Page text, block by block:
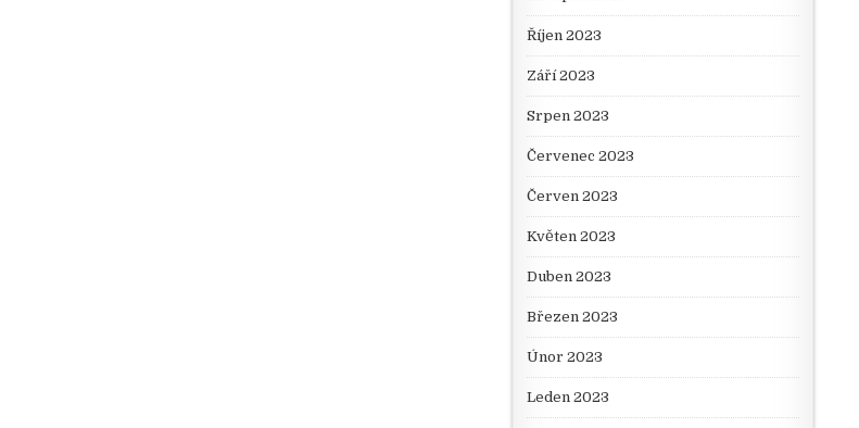
Říjen 2023
Září 2023
Srpen 2023
Červenec 2023
Červen 2023
Květen 2023
Duben 2023
Březen 2023
Únor 2023
Leden 2023